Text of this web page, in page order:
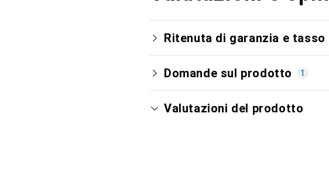
Ritenuta di garanzia e tasso
Domande sul prodotto 1
Valutazioni del prodotto